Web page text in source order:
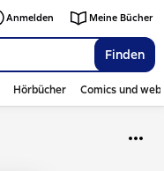
Finden
Anmelden Meine Bücher
Hörbücher Comics und